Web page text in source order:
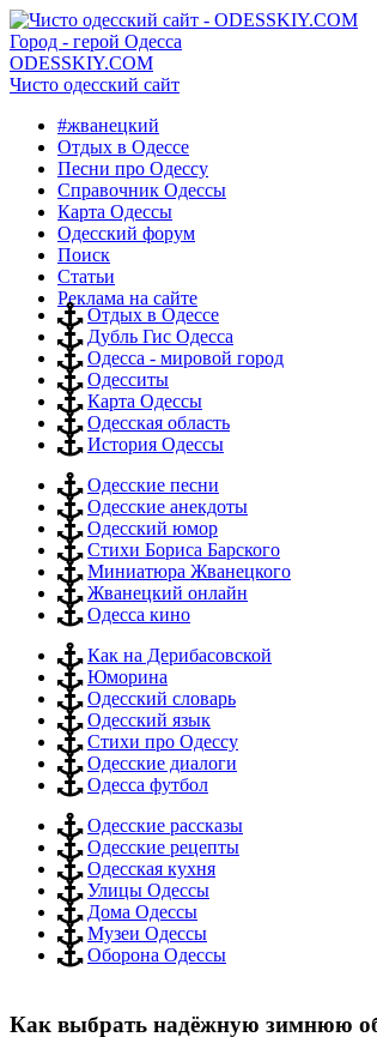
Город - герой Одесса
ODESSKIY.COM
Чисто одесский сайт
#жванецкий
Отдых в Одессе
Песни про Одессу
Справочник Одессы
Карта Одессы
Одесский форум
Поиск
Статьи
Реклама на сайте
Отдых в Одессе
Дубль Гис Одесса
Одесса - мировой город
Одесситы
Карта Одессы
Одесская область
История Одессы
Одесские песни
Одесские анекдоты
Одесский юмор
Стихи Бориса Барского
Миниатюра Жванецкого
Жванецкий онлайн
Одесса кино
Как на Дерибасовской
Юморина
Одесский словарь
Одесский язык
Стихи про Одессу
Одесские диалоги
Одесса футбол
Одесские рассказы
Одесские рецепты
Одесская кухня
Улицы Одессы
Дома Одессы
Музеи Одессы
Оборона Одессы
Как выбрать надёжную зимнюю